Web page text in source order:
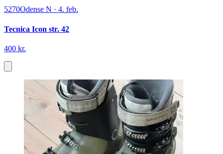
5270Odense N · 4. feb.
Tecnica Icon str. 42
400 kr.